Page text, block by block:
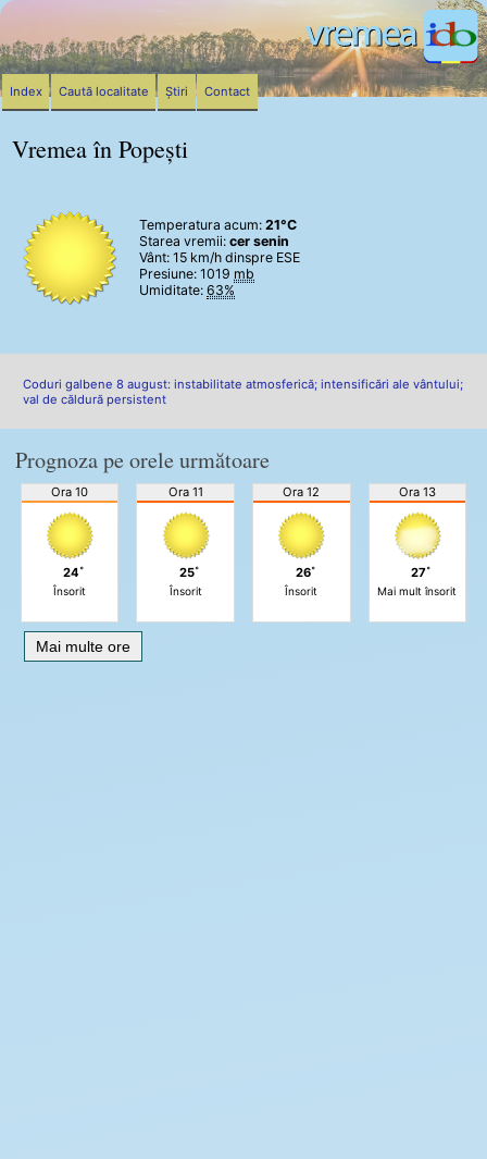
Vremea în Popești
Temperatura acum: 21°C
Starea vremii: cer senin
Vânt: 15 km/h dinspre ESE
Presiune: 1019 mb
Umiditate: 63%
Coduri galbene 8 august: instabilitate atmosferică; intensificări ale vântului;
val de căldură persistent
Prognoza pe orele următoare
Ora 10
24˚
Însorit
Ora 11
25˚
Însorit
Ora 12
26˚
Însorit
Ora 13
27˚
Mai mult însorit
Mai multe ore
Index Caută localitate Știri Contact